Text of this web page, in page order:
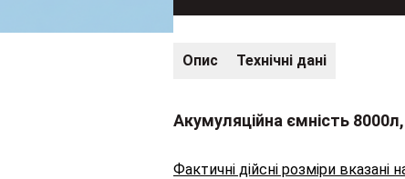
Опис Технічні дані
Акумуляційна ємність
Фактичні дійсні розміри вказані